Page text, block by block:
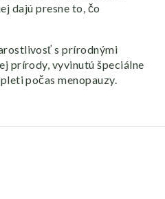
dajú presne to, čo
s prírodnými
prírody, vyvinutú špeciálne
počas menopauzy.